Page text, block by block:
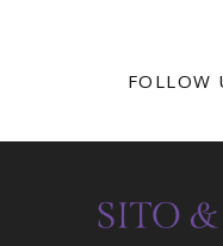
FOLLOW